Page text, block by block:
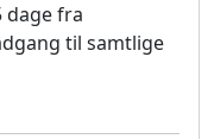
dage fra
til samtlige